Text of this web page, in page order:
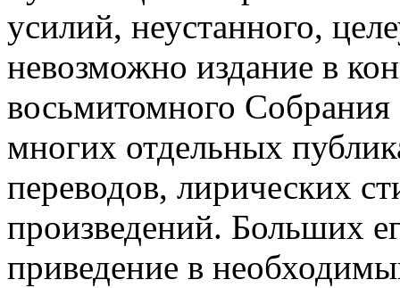
усилий, неустанного,
невозможно издание в
восьмитомного
многих отдельных
переводов, лирических
произведений. Больших
приведение в